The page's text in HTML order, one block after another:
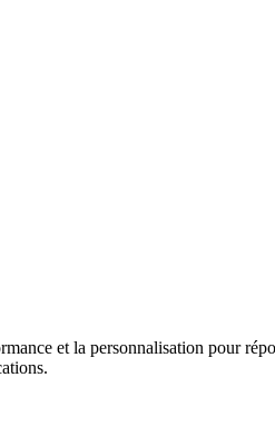
et la personnalisation pour